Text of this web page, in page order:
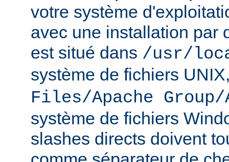
votre système
avec une installation par
est situé dans /usr/
système de fichiers
Files/Apache Group/
système de fichiers
slashes directs doivent